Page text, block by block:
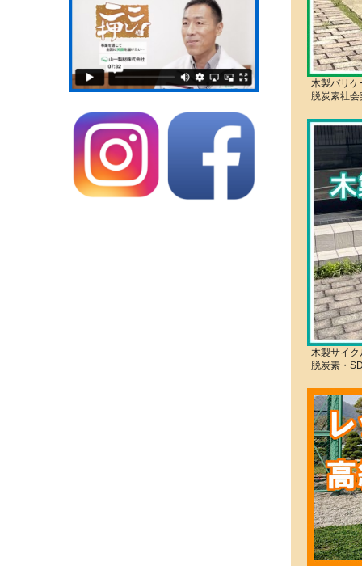
木製バリ
脱炭素社
木製サイ
脱炭素・